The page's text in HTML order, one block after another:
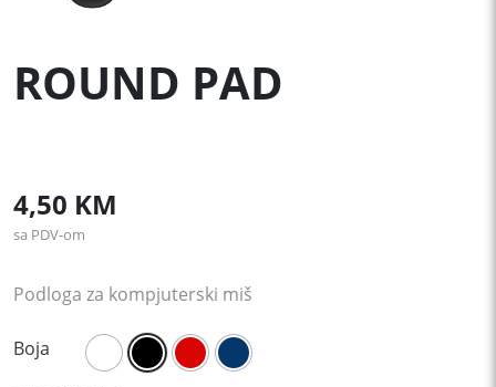
ROUND PAD
4,50 KM
sa PDV-om
Podloga za kompjuterski miš
Boja